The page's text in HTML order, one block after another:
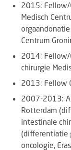
2015: Fellow/
Medisch
Centrum
2014: Fellow/
chirurgie
2013: Fellow
2007-2013:
Rotterdam
intestinale
(differentiatie
oncologie,